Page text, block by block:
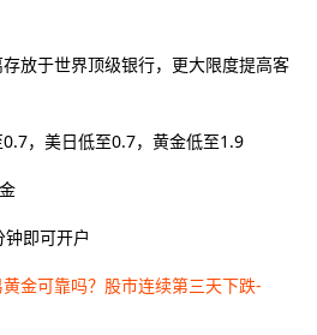
放于世界顶级银行，更大限度提高客
，美日低至0.7，黄金低至1.9
即可开户
金可靠吗？股市连续第三天下跌-